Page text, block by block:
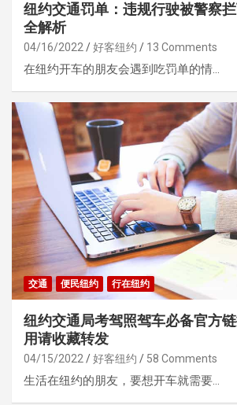
纽约交通罚单：违规行驶被警察
全解析
04/16/2022 好客纽约 13 Comments
在纽约开车的朋友会遇到吃罚单的情…
交通 便民纽约 行在纽约
纽约交通局考驾照驾车必备官方
用请收藏转发
04/15/2022 好客纽约 58 Comments
生活在纽约的朋友，要想开车就需要…